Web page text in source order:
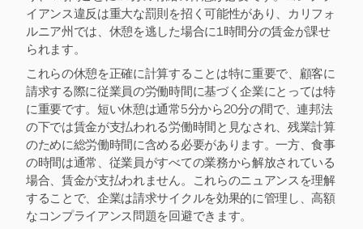
イアンス違反は重大な罰則を招く可能性があり、カリフォ
ルニア州では、休憩を逃した場合に1時間分の賃金が課せ
られます。
これらの休憩を正確に計算することは特に重要で、顧客に
請求する際に従業員の労働時間に基づく企業にとっては特
に重要です。短い休憩は通常5分から20分の間で、連邦法
の下では賃金が支払われる労働時間と見なされ、残業計算
のために総労働時間に含める必要があります。一方、食事
の時間は通常、従業員がすべての業務から解放されている
場合、賃金が支払われません。これらのニュアンスを理解
することで、企業は請求サイクルを効果的に管理し、高額
なコンプライアンス問題を回避できます。